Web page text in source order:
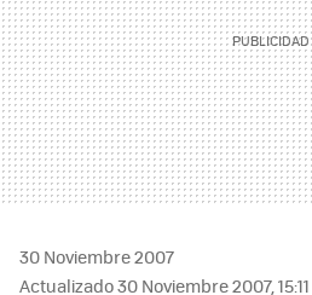
30 Noviembre 2007
Actualizado 30 Noviembre 2007, 15:11